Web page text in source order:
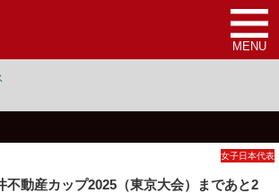
MENU
女子日本代表
不動産カップ2025（東京大会）まであと2